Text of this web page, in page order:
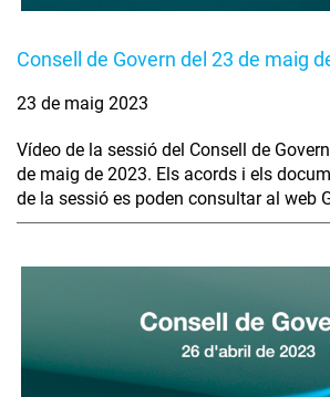
Consell de Govern del 23 de maig
23 de maig 2023
Vídeo de la sessió del Consell de
de maig de 2023. Els acords i els
de la sessió es poden consultar al web